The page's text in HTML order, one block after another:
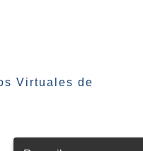
Virtuales de